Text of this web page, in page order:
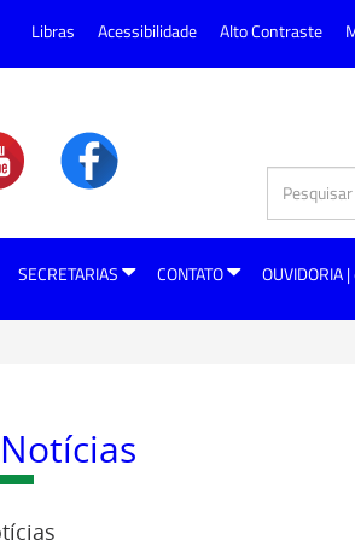
Libras Acessibilidade Alto Contraste
SECRETARIAS CONTATO OUVIDORIA